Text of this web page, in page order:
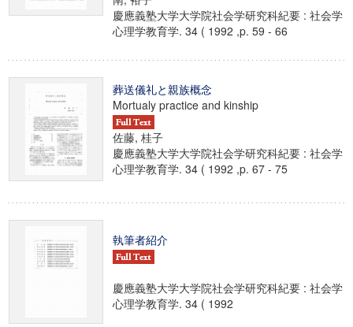
慶應義塾大学大学院社会学研究科紀要 : 社会学
心理学教育学. 34 ( 1992 ,p. 59 - 66
葬送儀礼と親族概念
Mortualy practice and kinship
佐藤, 桂子
慶應義塾大学大学院社会学研究科紀要 : 社会学
心理学教育学. 34 ( 1992 ,p. 67 - 75
執筆者紹介
慶應義塾大学大学院社会学研究科紀要 : 社会学
心理学教育学. 34 ( 1992